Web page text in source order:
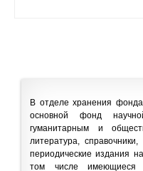
В отделе хранения
основной фонд
гуманитарным и
литература,
периодические издания
том числе имеющиеся